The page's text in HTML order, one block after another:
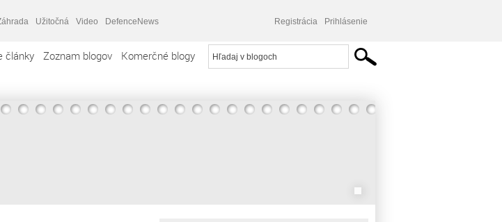
Užitočná Video DefenceNews Registrácia Prihlásenie
články Zoznam blogov Komerčné blogy